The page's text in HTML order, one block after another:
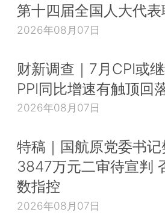
第十四届全国人大代表
2026年08月07日
财新调查｜7月CPI或
PPI同比增速有触顶回
2026年08月07日
特稿｜国航原党委书
3847万元二审待宣判
数指控
2026年08月07日